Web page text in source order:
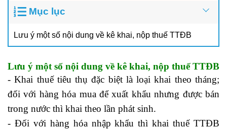
Mục lục
Lưu ý một số nội dung về kê khai, nộp thuế TTĐB
Lưu ý một số nội dung về kê khai, nộp thuế TTĐB
- Khai thuế tiêu thụ đặc biệt là loại khai theo tháng;
đối với hàng hóa mua để xuất khẩu nhưng được bán
trong nước thì khai theo lần phát sinh.
- Đối với hàng hóa nhập khẩu thì khai thuế TTĐB